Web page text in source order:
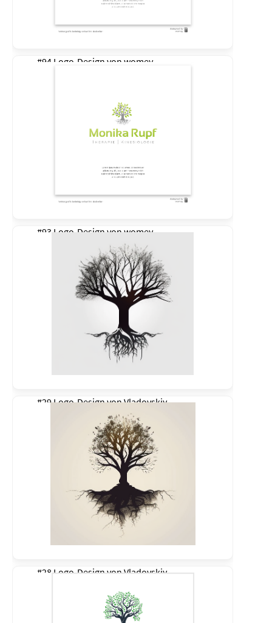
#94 Logo-Design von womey
#93 Logo-Design vonwomey
#29 Logo-Design vonVladovskiy
#28 Logo-Design vonVladovskiy